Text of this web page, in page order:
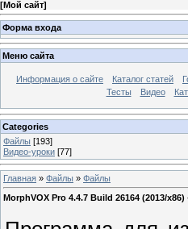
[Мой сайт]
Форма входа
Меню сайта
Информация о сайте Каталог статей
Тесты
Видео
Categories
Файлы [193]
Видео-уроки [77]
Главная » Файлы » Файлы
MorphVOX Pro 4.4.7 Build 26164 (2013/